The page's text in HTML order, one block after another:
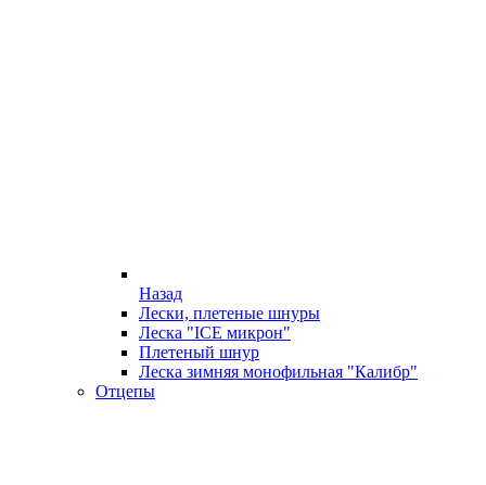
Назад
Лески, плетеные шнуры
Леска "ICE микрон"
Плетеный шнур
Леска зимняя монофильная "Калибр"
Отцепы